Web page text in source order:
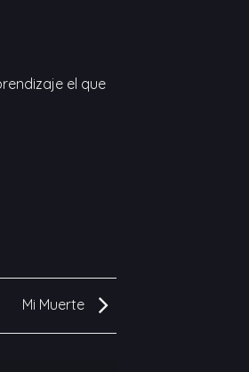
el que
Mi Muerte